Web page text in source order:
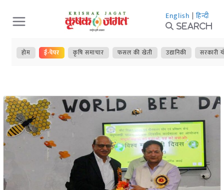
Skip
to
content
English | हिन्दी
Search
होम ई-पेपर कृषि समाचार फसल की खेती उद्यानिकी सरकारी